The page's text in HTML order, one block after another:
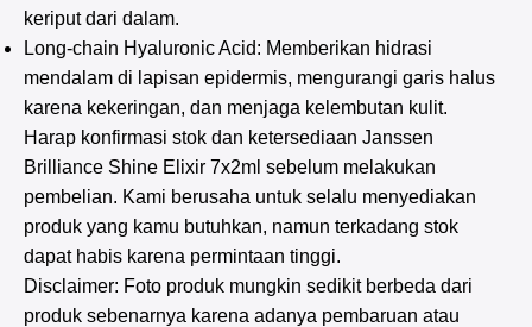
keriput dari dalam.
Long-chain Hyaluronic Acid: Memberikan hidrasi
mendalam di lapisan epidermis, mengurangi garis halus
karena kekeringan, dan menjaga kelembutan kulit.
Harap konfirmasi stok dan ketersediaan Janssen
Brilliance Shine Elixir 7x2ml sebelum melakukan
pembelian. Kami berusaha untuk selalu menyediakan
produk yang kamu butuhkan, namun terkadang stok
dapat habis karena permintaan tinggi.
Disclaimer: Foto produk mungkin sedikit berbeda dari
produk sebenarnya karena adanya pembaruan atau